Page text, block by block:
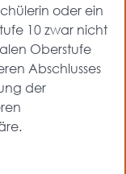
oder ein
10 zwar nicht
Oberstufe
Abschlusses
der